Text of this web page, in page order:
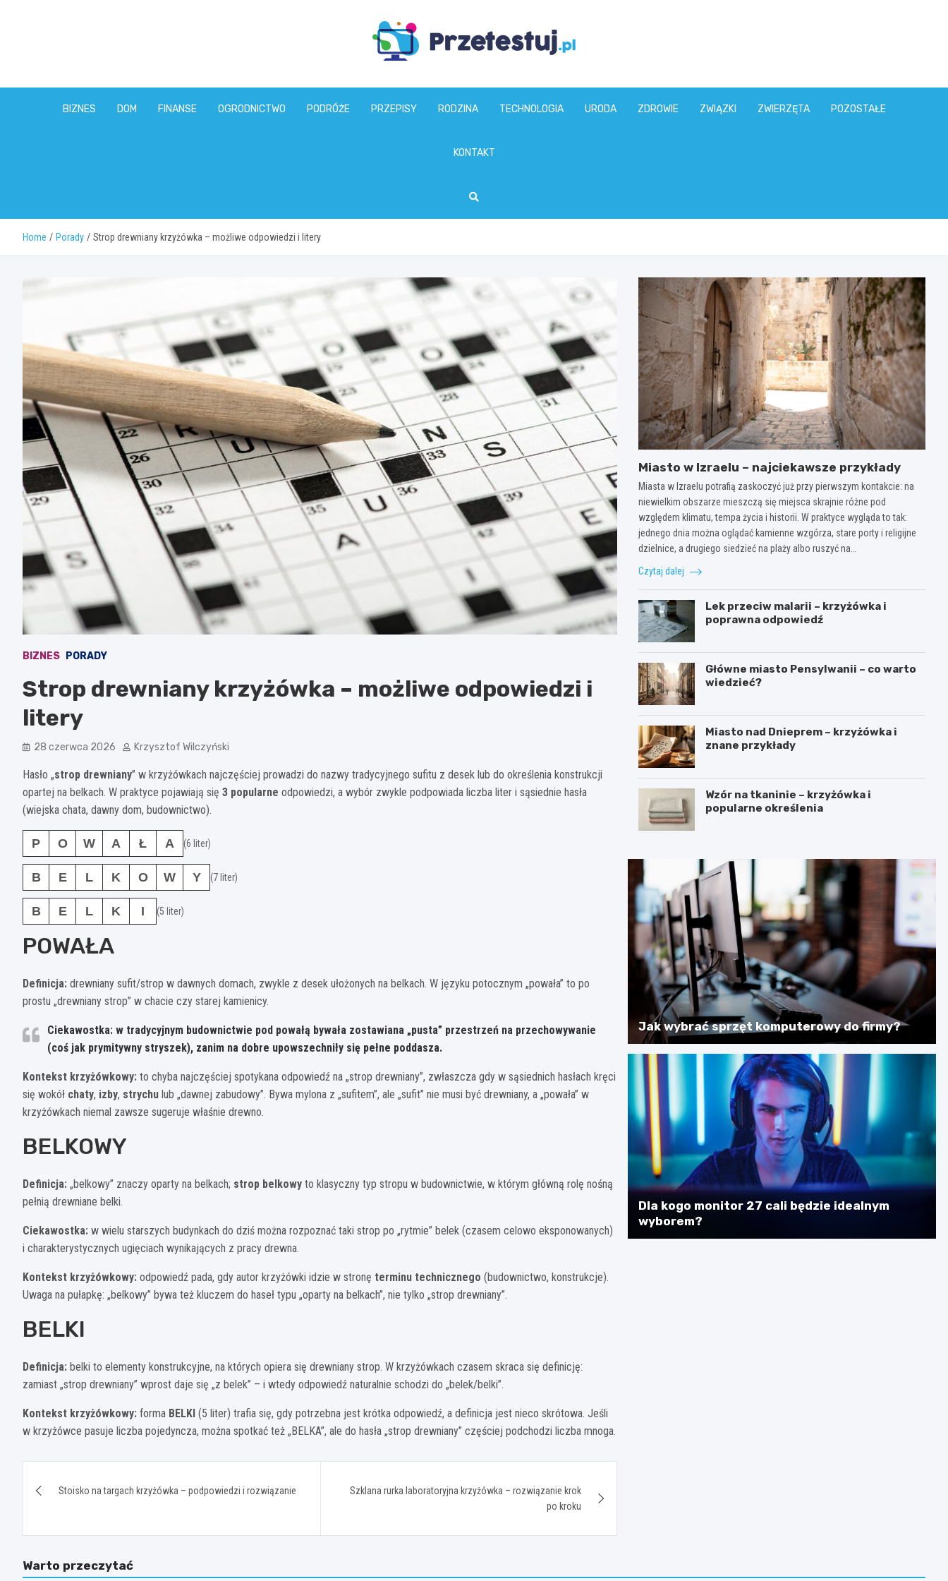
przetestuj.pl
BIZNES DOM FINANSE OGRODNICTWO PODRÓŻE PRZEPISY RODZINA TECHNOLOGIA URODA ZDROWIE ZWIĄZKI ZWIERZĘTA POZOSTAŁE
KONTAKT
Home Porady Strop drewniany krzyżówka – możliwe odpowiedzi i litery
BIZNES PORADY
Strop drewniany krzyżówka – możliwe odpowiedzi i
litery
28 czerwca 2026 Krzysztof Wilczyński
Hasło „strop drewniany” w krzyżówkach najczęściej prowadzi do nazwy tradycyjnego sufitu z desek lub do określenia konstrukcji
opartej na belkach. W praktyce pojawiają się 3 popularne odpowiedzi, a wybór zwykle podpowiada liczba liter i sąsiednie hasła
(wiejska chata, dawny dom, budownictwo).
P O W A Ł A (6 liter)
B E L K O W Y (7 liter)
B E L K I (5 liter)
POWAŁA
Definicja: drewniany sufit/strop w dawnych domach, zwykle z desek ułożonych na belkach. W języku potocznym „powała” to po
prostu „drewniany strop” w chacie czy starej kamienicy.
Ciekawostka: w tradycyjnym budownictwie pod powałą bywała zostawiana „pusta” przestrzeń na przechowywanie
(coś jak prymitywny stryszek), zanim na dobre upowszechniły się pełne poddasza.
Kontekst krzyżówkowy: to chyba najczęściej spotykana odpowiedź na „strop drewniany”, zwłaszcza gdy w sąsiednich hasłach kręci
się wokół chaty, izby, strychu lub „dawnej zabudowy”. Bywa mylona z „sufitem”, ale „sufit” nie musi być drewniany, a „powała” w
krzyżówkach niemal zawsze sugeruje właśnie drewno.
BELKOWY
Definicja: „belkowy” znaczy oparty na belkach; strop belkowy to klasyczny typ stropu w budownictwie, w którym główną rolę nośną
pełnią drewniane belki.
Ciekawostka: w wielu starszych budynkach do dziś można rozpoznać taki strop po „rytmie” belek (czasem celowo eksponowanych)
i charakterystycznych ugięciach wynikających z pracy drewna.
Kontekst krzyżówkowy: odpowiedź pada, gdy autor krzyżówki idzie w stronę terminu technicznego (budownictwo, konstrukcje).
Uwaga na pułapkę: „belkowy” bywa też kluczem do haseł typu „oparty na belkach”, nie tylko „strop drewniany”.
BELKI
Definicja: belki to elementy konstrukcyjne, na których opiera się drewniany strop. W krzyżówkach czasem skraca się definicję:
zamiast „strop drewniany” wprost daje się „z belek” – i wtedy odpowiedź naturalnie schodzi do „belek/belki”.
Kontekst krzyżówkowy: forma BELKI (5 liter) trafia się, gdy potrzebna jest krótka odpowiedź, a definicja jest nieco skrótowa. Jeśli
w krzyżówce pasuje liczba pojedyncza, można spotkać też „BELKA”, ale do hasła „strop drewniany” częściej podchodzi liczba mnoga.
wpisu
Stoisko na targach krzyżówka – podpowiedzi i rozwiązanie
Szklana rurka laboratoryjna krzyżówka – rozwiązanie krok
po kroku
Miasto w Izraelu – najciekawsze przykłady
Miasta w Izraelu potrafią zaskoczyć już przy pierwszym kontakcie: na
niewielkim obszarze mieszczą się miejsca skrajnie różne pod
względem klimatu, tempa życia i historii. W praktyce wygląda to tak:
jednego dnia można oglądać kamienne wzgórza, stare porty i religijne
dzielnice, a drugiego siedzieć na plaży albo ruszyć na…
Czytaj dalej
Lek przeciw malarii – krzyżówka i
poprawna odpowiedź
Główne miasto Pensylwanii – co warto
wiedzieć?
Miasto nad Dnieprem – krzyżówka i
znane przykłady
Wzór na tkaninie – krzyżówka i
popularne określenia
Jak wybrać sprzęt komputerowy do firmy?
Dla kogo monitor 27 cali będzie idealnym
wyborem?
Warto przeczytać